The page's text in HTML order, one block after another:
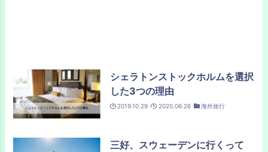
シェラトンストックホルムを選択
した3つの理由
2019.10.29 2020.06.26 海外旅行
三好、スウェーデンに行くって